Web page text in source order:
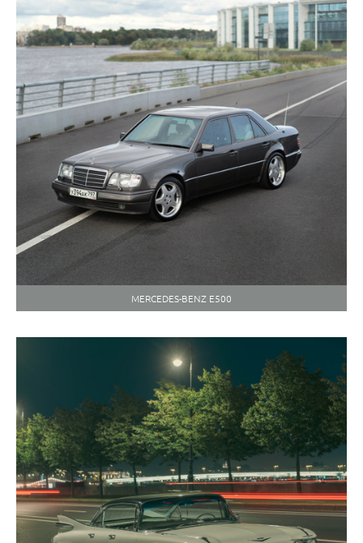
MERCEDES-BENZ E500